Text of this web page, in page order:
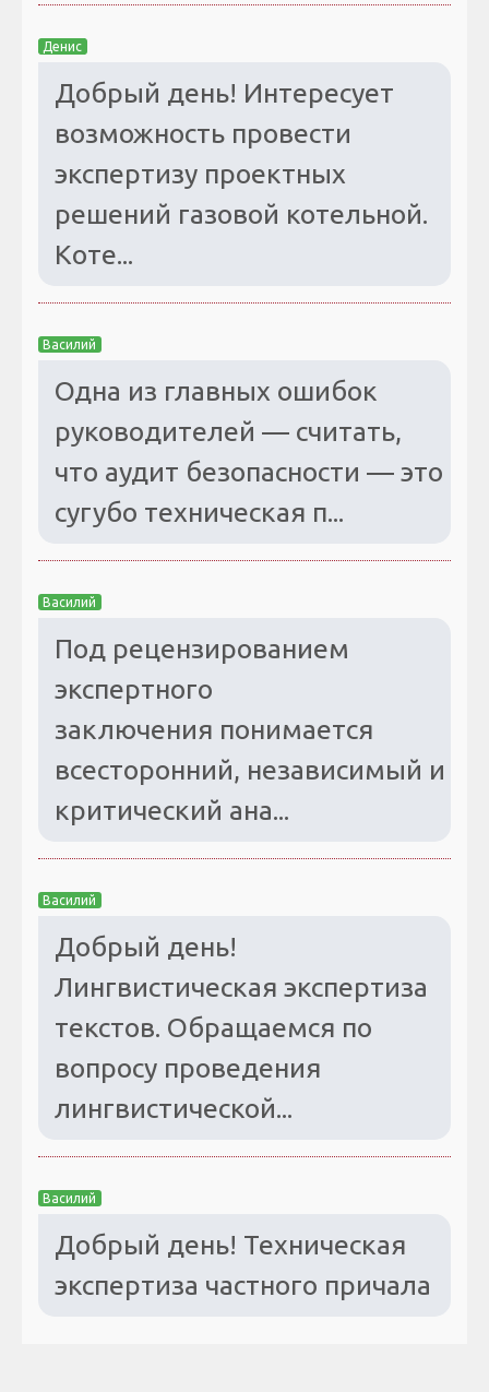
Денис
Добрый день! Интересует
возможность провести
экспертизу проектных
решений газовой котельной.
Коте...
Василий
Одна из главных ошибок
руководителей — считать,
что аудит безопасности — это
сугубо техническая п...
Василий
Под рецензированием
экспертного
заключения понимается
всесторонний, независимый и
критический ана...
Василий
Добрый день!
Лингвистическая экспертиза
текстов. Обращаемся по
вопросу проведения
лингвистической...
Василий
Добрый день! Техническая
экспертиза частного причала